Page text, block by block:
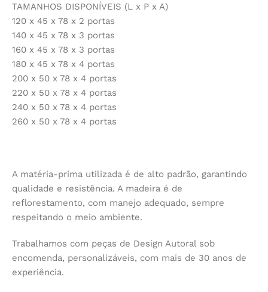
TAMANHOS DISPONÍVEIS (L x P x A)
120 x 45 x 78 x 2 portas
140 x 45 x 78 x 3 portas
160 x 45 x 78 x 3 portas
180 x 45 x 78 x 4 portas
200 x 50 x 78 x 4 portas
220 x 50 x 78 x 4 portas
240 x 50 x 78 x 4 portas
260 x 50 x 78 x 4 portas
A matéria-prima utilizada é de alto padrão, garantindo
qualidade e resistência. A madeira é de
reflorestamento, com manejo adequado, sempre
respeitando o meio ambiente.
Trabalhamos com peças de Design Autoral sob
encomenda, personalizáveis, com mais de 30 anos de
experiência.